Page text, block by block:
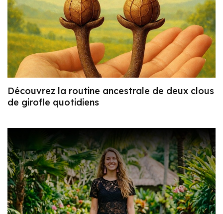
Découvrez la routine ancestrale de deux clous
de girofle quotidiens